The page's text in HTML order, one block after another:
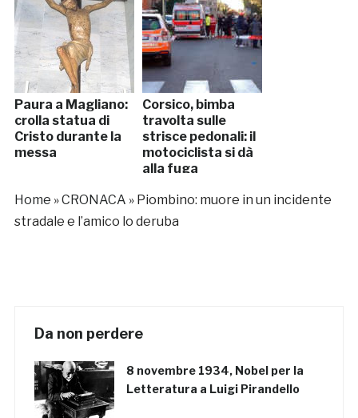
Paura a Magliano:
crolla statua di
Cristo durante la
messa
Corsico, bimba
travolta sulle
strisce pedonali: il
motociclista si dà
alla fuga
Home »CRONACA » Piombino: muore in un incidente
stradale e l’amico lo deruba
Da non perdere
8 novembre 1934, Nobel per la
Letteratura a Luigi Pirandello